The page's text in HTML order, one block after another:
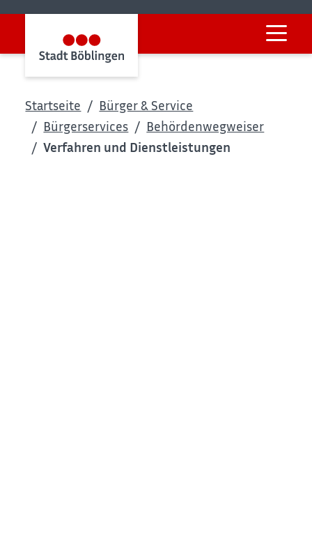
Startseite
Bürger & Service
Bürgerservices
Behördenwegweiser
Verfahren und Dienstleistungen